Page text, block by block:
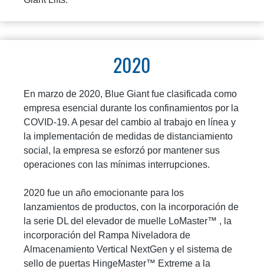
2020
En marzo de 2020, Blue Giant fue clasificada como
empresa esencial durante los confinamientos por la
COVID-19. A pesar del cambio al trabajo en línea y
la implementación de medidas de distanciamiento
social, la empresa se esforzó por mantener sus
operaciones con las mínimas interrupciones.
2020 fue un año emocionante para los
lanzamientos de productos, con la incorporación de
la serie DL del elevador de muelle LoMaster™ , la
incorporación del Rampa Niveladora de
Almacenamiento Vertical NextGen y el sistema de
sello de puertas HingeMaster™ Extreme a la